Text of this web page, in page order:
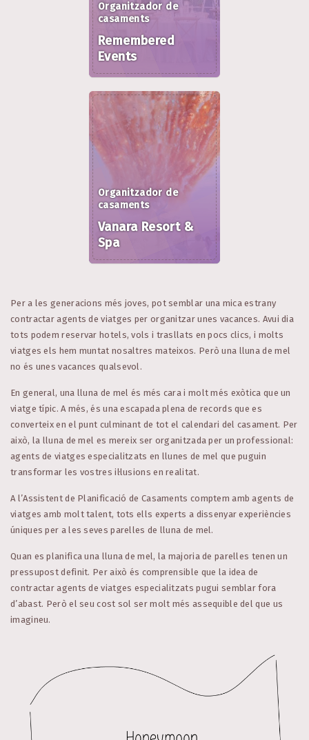
Organitzador de
casaments
Remembered
Events
Organitzador de
casaments
Vanara Resort &
Spa
Per a les generacions més joves, pot semblar una mica estrany
contractar agents de viatges per organitzar unes vacances. Avui dia
tots podem reservar hotels, vols i trasllats en pocs clics, i molts
viatges els hem muntat nosaltres mateixos. Però una lluna de mel
no és unes vacances qualsevol.
En general, una lluna de mel és més cara i molt més exòtica que un
viatge típic. A més, és una escapada plena de records que es
converteix en el punt culminant de tot el calendari del casament. Per
això, la lluna de mel es mereix ser organitzada per un professional:
agents de viatges especialitzats en llunes de mel que puguin
transformar les vostres il·lusions en realitat.
A l’Assistent de Planificació de Casaments comptem amb agents de
viatges amb molt talent, tots ells experts a dissenyar experiències
úniques per a les seves parelles de lluna de mel.
Quan es planifica una lluna de mel, la majoria de parelles tenen un
pressupost definit. Per això és comprensible que la idea de
contractar agents de viatges especialitzats pugui semblar fora
d’abast. Però el seu cost sol ser molt més assequible del que us
imagineu.